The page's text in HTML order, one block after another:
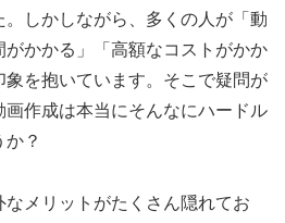
しかしながら、多くの人が「動
かかる」「高額なコストがかか
象を抱いています。そこで疑問が
作成は本当にそんなにハードル
？
メリットがたくさん隠れてお